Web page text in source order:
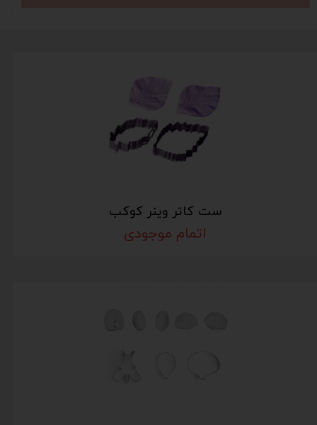
ست کاتر وینر کوکب
اتمام موجودی